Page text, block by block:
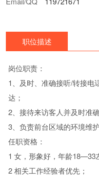
职位描述
岗位职责：
1、及时、准确接听/转接电
达；
2、接待来访客人并及时准
3、负责前台区域的环境维护
任职资格：
1 女，形象好，年龄18—33
2 相关工作经验者优先；